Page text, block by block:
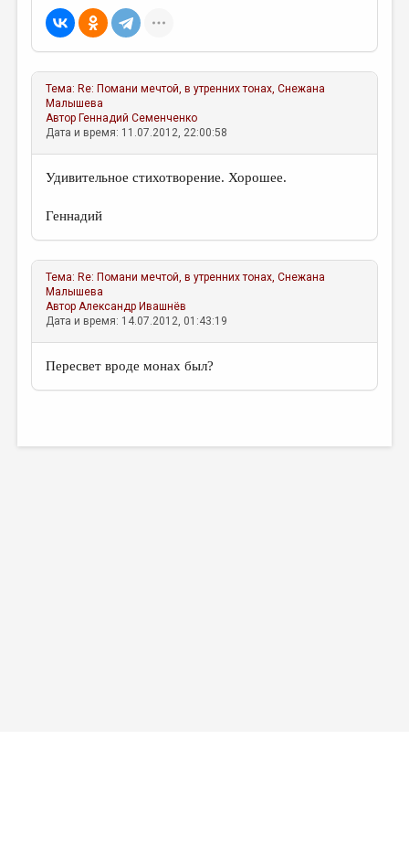
ОТ РЕДАКЦИИ
МАЛАЯ ПРОЗА
ЭССЕИСТИКА
ЛИТЕРАТУРОВЕДЕНИЕ
КУЛЬТУРОВЕДЕНИЕ
ПУБЛИЦИСТИКА
РЕЦЕНЗИРОВАНИЕ
ЦИКЛЫ ПУБЛИКАЦИЙ
ТРЕДИАКОВСКИЙ
МЕДИА
ВКОНТАКТЕ
Тема: Re: Помани мечтой, в утренних тонах, Снежана
Малышева
Автор Геннадий Семенченко
Дата и время: 11.07.2012, 22:00:58
Удивительное стихотворение. Хорошее.
Геннадий
Тема: Re: Помани мечтой, в утренних тонах, Снежана
Малышева
АвторАлександр Ивашнёв
Дата и время: 14.07.2012, 01:43:19
Пересвет вроде монах был?